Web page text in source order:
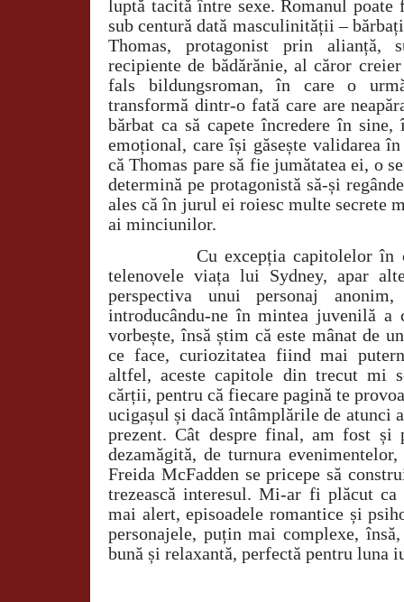
luptă tacită între sexe. Romanul
sub centură dată masculinității –
Thomas, protagonist prin alianță,
recipiente de bădărănie, al căror
fals bildungsroman, în care o
transformă dintr-o fată care are
bărbat ca să capete încredere în sine,
emoțional, care își găsește validarea
că Thomas pare să fie jumătatea ei, o
determină pe protagonistă să-și
ales că în jurul ei roiesc multe secrete
ai minciunilor.
Cu excepția capitolelor în
telenovele viața lui Sydney, apar
perspectiva unui personaj
introducându-ne în mintea juvenilă
vorbește, însă știm că este mânat de
ce face, curiozitatea fiind mai
altfel, aceste capitole din trecut mi
cărții, pentru că fiecare pagină te
ucigașul și dacă întâmplările de atunci
prezent. Cât despre final, am fost și
dezamăgită, de turnura
Freida McFadden se pricepe să
trezească interesul. Mi-ar fi plăcut
mai alert, episoadele romantice și
personajele, puțin mai complexe,
bună și relaxantă, perfectă pentru luna